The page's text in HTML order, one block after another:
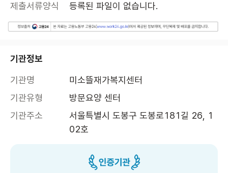
제출서류양식
등록된 파일이 없습니다.
기관정보
기관명
미소뜰재가복지센터
기관유형
방문요양 센터
기관주소
서울특별시 도봉구 도봉로181길 26, 1
02호